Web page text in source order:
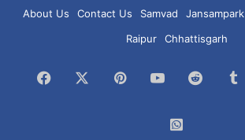
About Us
Contact Us Samvad Jansampark
Raipur
Chhattisgarh
Facebook PinterestYouTubeReddit